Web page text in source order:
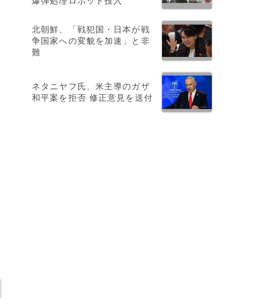
北朝鮮、「戦犯国・日本が戦
争国家への変貌を加速」と非
難
ネタニヤフ氏、米主導のガザ
和平案を拒否 修正意見を送付